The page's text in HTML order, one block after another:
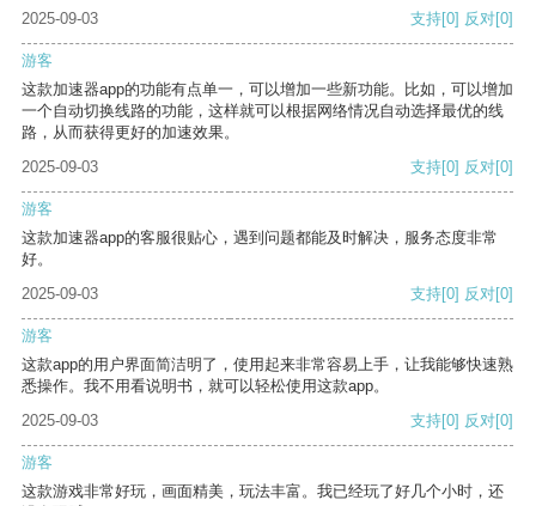
2025-09-03
支持[0] 反对[0]
游客
这款加速器app的功能有点单一，可以增加一些新功能。比如，可以增加
一个自动切换线路的功能，这样就可以根据网络情况自动选择最优的线
路，从而获得更好的加速效果。
2025-09-03
支持[0] 反对[0]
游客
这款加速器app的客服很贴心，遇到问题都能及时解决，服务态度非常
好。
2025-09-03
支持[0] 反对[0]
游客
这款app的用户界面简洁明了，使用起来非常容易上手，让我能够快速熟
悉操作。我不用看说明书，就可以轻松使用这款app。
2025-09-03
支持[0] 反对[0]
游客
这款游戏非常好玩，画面精美，玩法丰富。我已经玩了好几个小时，还